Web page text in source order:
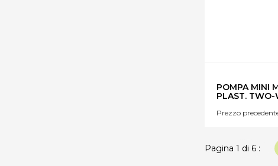
POMPA MINI
PLAST. TWO-
Prezzo
Pagina 1 di 6 :